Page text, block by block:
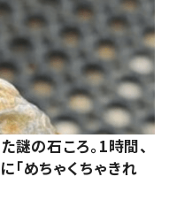
謎の石ころ。1時間、
めちゃくちゃきれ